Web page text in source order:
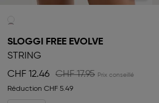
SLOGGI FREE EVOLVE
STRING
CHF 12.46
CHF 17.95
Réduction CHF 5.49